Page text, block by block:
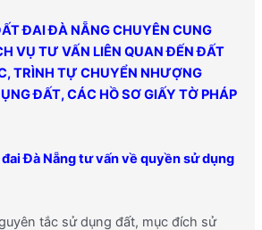
ĐAIĐÀ NẴNG CHUYÊN CUNG
VỤ TƯ VẤN LIÊN QUAN ĐẾN ĐẤT
TRÌNH TỰ CHUYỂN NHƯỢNG
ĐẤT, CÁC HỒ SƠ GIẤY TỜ PHÁP
đai Đà Nẵng tư vấn về quyền sử dụng
tắc sử dụng đất, mục đích sử